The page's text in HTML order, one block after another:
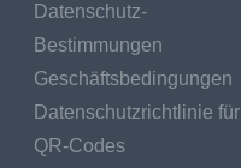
Datenschutz-
Bestimmungen
Geschäftsbedingungen
Datenschutzrichtlinie für
QR-Codes